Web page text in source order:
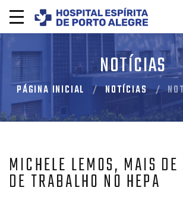
NOTÍCIAS
PÁGINA INICIAL NOTÍCIAS
MICHELE LEMOS, MAIS DE
DE TRABALHO NO HEPA